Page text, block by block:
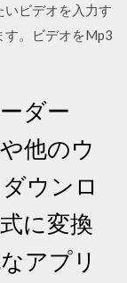
ビデオを入力す
す。ビデオをMp3
ダー
他のウ
ウンロ
に変換
アプリ